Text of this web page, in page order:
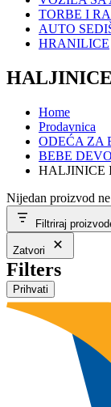
TORBE I
AUTO
HRANILICE
Home
Prodavnica
ODEĆA ZA
BEBE
HALJINICE
Nijedan proizvod
Filtriraj
Zatvori
Filters
Prihvati